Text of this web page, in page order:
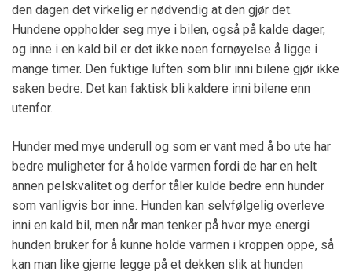
den dagen det virkelig er nødvendig at den gjør det.
Hundene oppholder seg mye i bilen, også på kalde dager,
og inne i en kald bil er det ikke noen fornøyelse å ligge i
mange timer. Den fuktige luften som blir inni bilene gjør ikke
saken bedre. Det kan faktisk bli kaldere inni bilene enn
utenfor.
Hunder med mye underull og som er vant med å bo ute har
bedre muligheter for å holde varmen fordi de har en helt
annen pelskvalitet og derfor tåler kulde bedre enn hunder
som vanligvis bor inne. Hunden kan selvfølgelig overleve
inni en kald bil, men når man tenker på hvor mye energi
hunden bruker for å kunne holde varmen i kroppen oppe, så
kan man like gjerne legge på et dekken slik at hunden